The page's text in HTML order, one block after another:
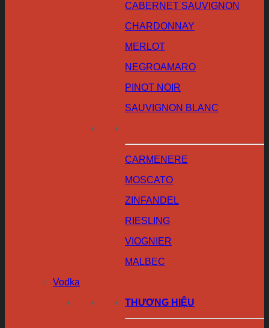
CABERNET SAUVIGNON
CHARDONNAY
MERLOT
NEGROAMARO
PINOT NOIR
SAUVIGNON BLANC
CARMENERE
MOSCATO
ZINFANDEL
RIESLING
VIOGNIER
MALBEC
Vodka
THƯƠNG HIỆU